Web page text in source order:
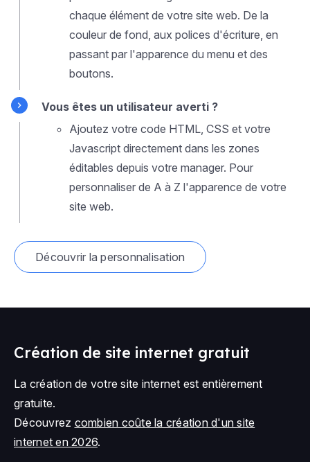
chaque élément de votre site web. De la
couleur de fond, aux polices d'écriture, en
passant par l'apparence du menu et des
boutons.
Vous êtes un utilisateur averti ?
Ajoutez votre code HTML, CSS et votre
Javascript directement dans les zones
éditables depuis votre manager. Pour
personnaliser de A à Z l'apparence de votre
site web.
Découvrir la personnalisation
Création de site internet gratuit
La création de votre site internet est entièrement
gratuite.
Découvrez combien coûte la création d'un site
internet en 2026.